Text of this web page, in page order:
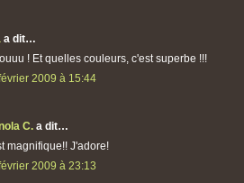
a dit…
! Et quelles couleurs, c'est superbe !!!
2009 à 15:44
C. a dit…
magnifique!! J'adore!
2009 à 23:13